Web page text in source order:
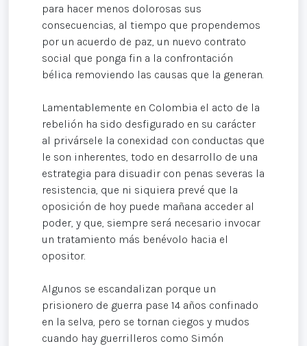
para hacer menos dolorosas sus
consecuencias, al tiempo que propendemos
por un acuerdo de paz, un nuevo contrato
social que ponga fin a la confrontación
bélica removiendo las causas que la generan.
Lamentablemente en Colombia el acto de la
rebelión ha sido desfigurado en su carácter
al privársele la conexidad con conductas que
le son inherentes, todo en desarrollo de una
estrategia para disuadir con penas severas la
resistencia, que ni siquiera prevé que la
oposición de hoy puede mañana acceder al
poder, y que, siempre será necesario invocar
un tratamiento más benévolo hacia el
opositor.
Algunos se escandalizan porque un
prisionero de guerra pase 14 años confinado
en la selva, pero se tornan ciegos y mudos
cuando hay guerrilleros como Simón